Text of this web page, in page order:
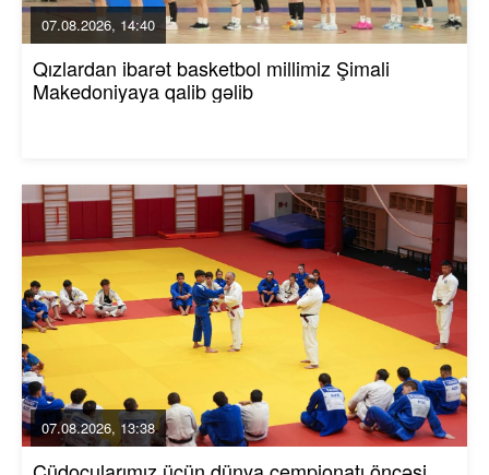
07.08.2026, 14:40
Qızlardan ibarət basketbol millimiz Şimali
Makedoniyaya qalib gəlib
07.08.2026, 13:38